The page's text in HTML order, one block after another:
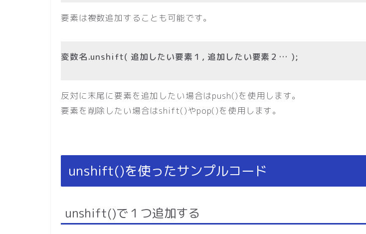
要素は複数追加することも可能です。
変数名.unshift( 追加したい要素１, 追加したい要素２… );
反対に末尾に要素を追加したい場合はpush()を使用します。
要素を削除したい場合はshift()やpop()を使用します。
unshift()を使ったサンプルコード
unshift()で１つ追加する